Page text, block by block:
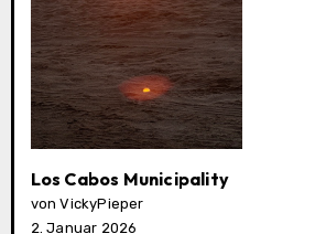
Los Cabos Municipality
von VickyPieper
2. Januar 2026